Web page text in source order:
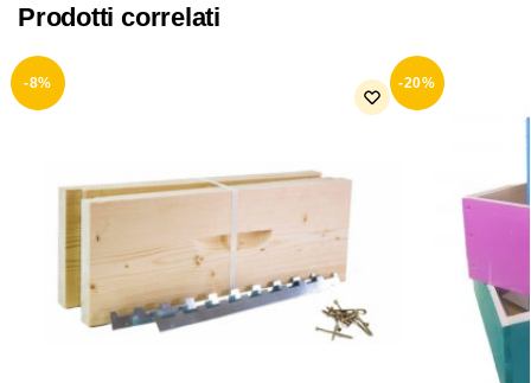
Prodotti correlati
-8% -20%